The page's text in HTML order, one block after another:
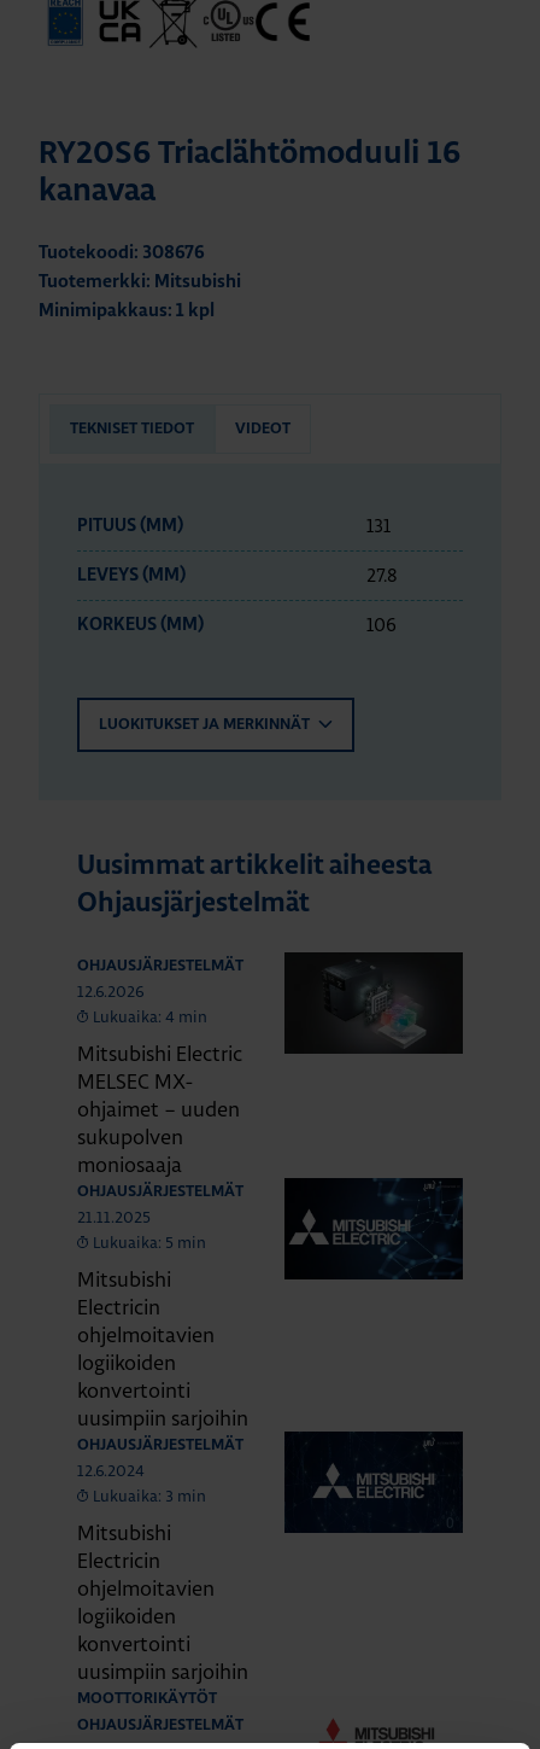
RY20S6 Triaclähtömoduuli 16
kanavaa
Tuotekoodi: 308676
Tuotemerkki: Mitsubishi
Minimipakkaus: 1 kpl
TEKNISET TIEDOT VIDEOT
PITUUS (MM) 131
LEVEYS (MM) 27.8
KORKEUS (MM) 106
LUOKITUKSET JA MERKINNÄT
Uusimmat artikkelit aiheesta
Ohjausjärjestelmät
OHJAUSJÄRJESTELMÄT
12.6.2026
Lukuaika: 4 min
Mitsubishi Electric
MELSEC MX-
ohjaimet – uuden
sukupolven
moniosaaja
OHJAUSJÄRJESTELMÄT
21.11.2025
Lukuaika: 5 min
Mitsubishi
Electricin
ohjelmoitavien
logiikoiden
konvertointi
uusimpiin sarjoihin
OHJAUSJÄRJESTELMÄT
12.6.2024
Lukuaika: 3 min
Mitsubishi
Electricin
ohjelmoitavien
logiikoiden
konvertointi
uusimpiin sarjoihin
MOOTTORIKÄYTÖT
OHJAUSJÄRJESTELMÄT